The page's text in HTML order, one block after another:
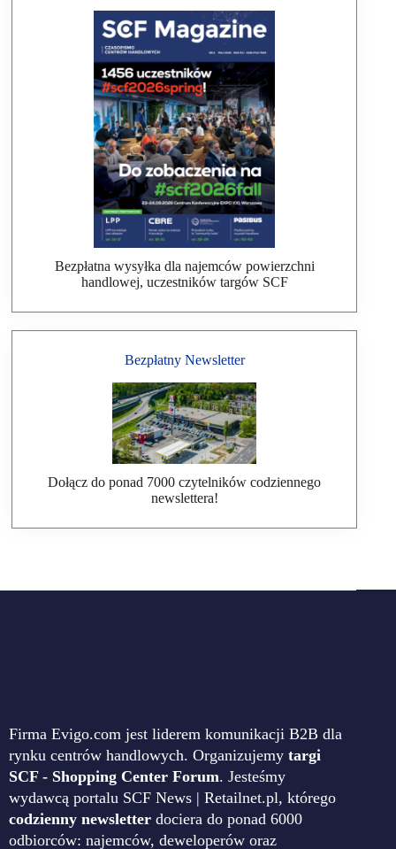
Bezpłatna wysyłka dla najemców powierzchni
handlowej, uczestników targów SCF
Bezpłatny Newsletter
Dołącz do ponad 7000 czytelników codziennego
newslettera!
Firma Evigo.com jest liderem komunikacji B2B dla
rynku centrów handlowych. Organizujemy targi
SCF - Shopping Center Forum. Jesteśmy
wydawcą portalu SCF News | Retailnet.pl, którego
codzienny newsletter dociera do ponad 6000
odbiorców: najemców, deweloperów oraz